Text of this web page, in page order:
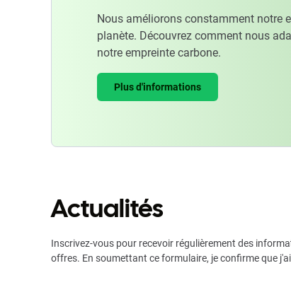
Nous améliorons constamment notre
planète. Découvrez comment nous
notre empreinte carbone.
Plus d'informations
Actualités
Inscrivez-vous pour recevoir régulièrement des
offres. En soumettant ce formulaire, je confirme que